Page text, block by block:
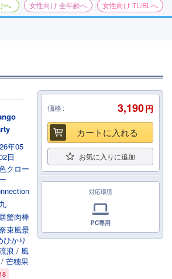
へ 女性向け 全年齢へ 女性向け TL/BLへ
年05
日
クロー
蟹肉棒
束風景
ひかり
浪 / 風
/ 芒穗果
価格 3,190円
カートに入れる
お気に入りに追加
対応環境
PC専用